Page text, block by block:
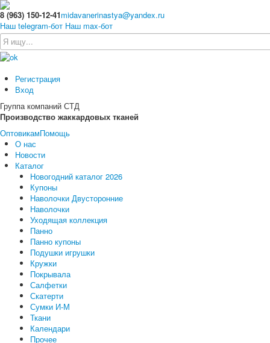
8 (963) 150-12-41midavanerinastya@yandex.ru
Наш telegram-бот Наш max-бот
Регистрация
Вход
Группа компаний СТД
Производство жаккардовых тканей
ОптовикамПомощь
О нас
Новости
Каталог
Новогодний каталог 2026
Купоны
Наволочки Двусторонние
Наволочки
Уходящая коллекция
Панно
Панно купоны
Подушки игрушки
Кружки
Покрывала
Салфетки
Скатерти
Сумки И-М
Ткани
Календари
Прочее